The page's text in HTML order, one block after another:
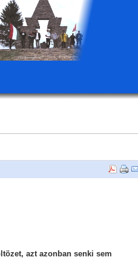
azt azonban senki sem